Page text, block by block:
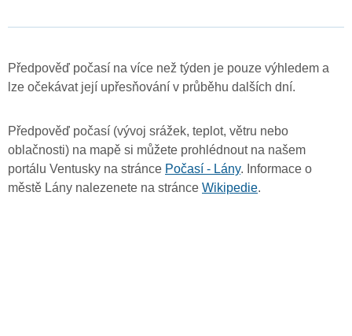
Předpověď počasí na více než týden je pouze výhledem a
lze očekávat její upřesňování v průběhu dalších dní.
Předpověď počasí (vývoj srážek, teplot, větru nebo
oblačnosti) na mapě si můžete prohlédnout na našem
portálu Ventusky na stránce Počasí - Lány. Informace o
městě Lány nalezenete na stránce Wikipedie.